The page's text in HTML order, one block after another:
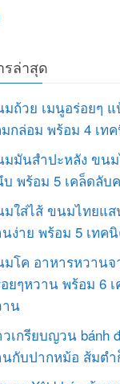
รล่าสุด
ถ้วย เมนูอร่อยๆ
กล่อม พร้อม 4 เท
มันสำปะหลัง ขนม
พร้อม 5 เคล็ดลับ
ใส่ไส้ ขนมไทยแส
ง่าย พร้อม 5 เทค
โค อาหารหวาน
ยๆหวาน พร้อม 6
น
เกรียบญวน bánh
กับปากหม้อ ส้มตำ